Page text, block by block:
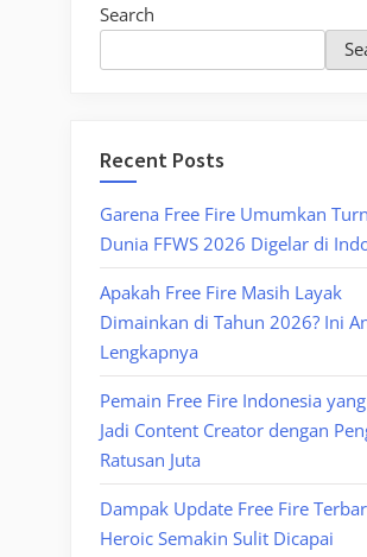
Search
Recent Posts
Garena Free Fire Umumkan
Dunia FFWS 2026 Digelar di
Apakah Free Fire Masih Layak
Dimainkan di Tahun 2026? Ini
Lengkapnya
Pemain Free Fire Indonesia
Jadi Content Creator dengan
Ratusan Juta
Dampak Update Free Fire
Heroic Semakin Sulit Dicapai